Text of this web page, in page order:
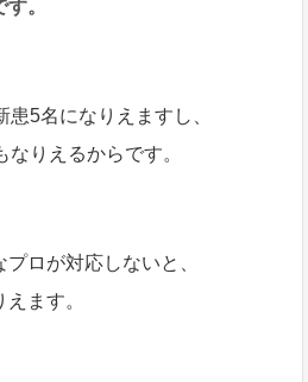
。
5名になりえますし、
りえるからです。
ロが対応しないと、
ます。